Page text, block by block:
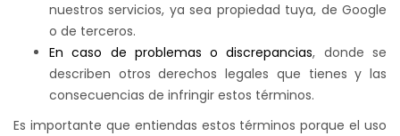
nuestros servicios, ya sea propiedad tuya, de Google
o de terceros.
En caso de problemas o discrepancias, donde se
describen otros derechos legales que tienes y las
consecuencias de infringir estos términos.
Es importante que entiendas estos términos porque el uso